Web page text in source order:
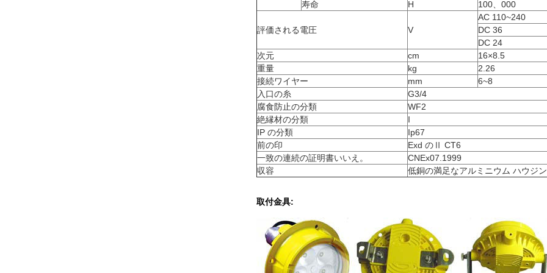
寿命 H 100、000
評価される電圧 V
AC 110~240
DC 36
DC 24
次元
cm
16×8.5
重量
kg
2.26
接続ワイヤー
mm
6~8
入口の糸
G3/4
腐食防止の分類
WF2
絶縁材の分類
I
IP の分類
Ip67
前の印
Exd のⅡ CT6
一致の連続の証明書いいえ。
CNEx07.1999
収容
低銅の満足なアルミニウム ハウジ
取付金具: